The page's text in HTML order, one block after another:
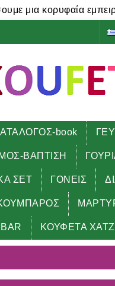
μια κορυφαία
book
ΒΑΠΤΙΣΗ
ΣΕΤ ΓΟΝΕΙΣ
ΚΟΥΦΕΤΑ